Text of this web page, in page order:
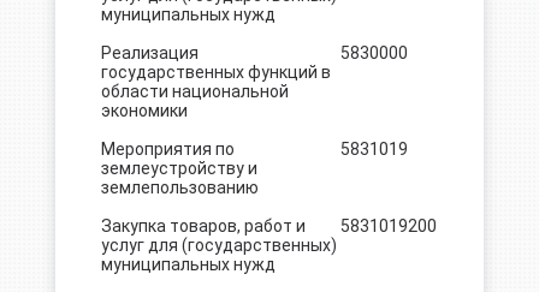
муниципальных нужд
Реализация
государственных функций в
области национальной
экономики
5830000
Мероприятия по
землеустройству и
землепользованию
5831019
Закупка товаров, работ и
услуг для (государственных)
муниципальных нужд
5831019200